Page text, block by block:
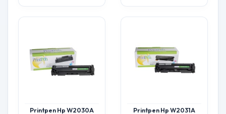
Printpen Hp W2030A
Printpen Hp W2031A